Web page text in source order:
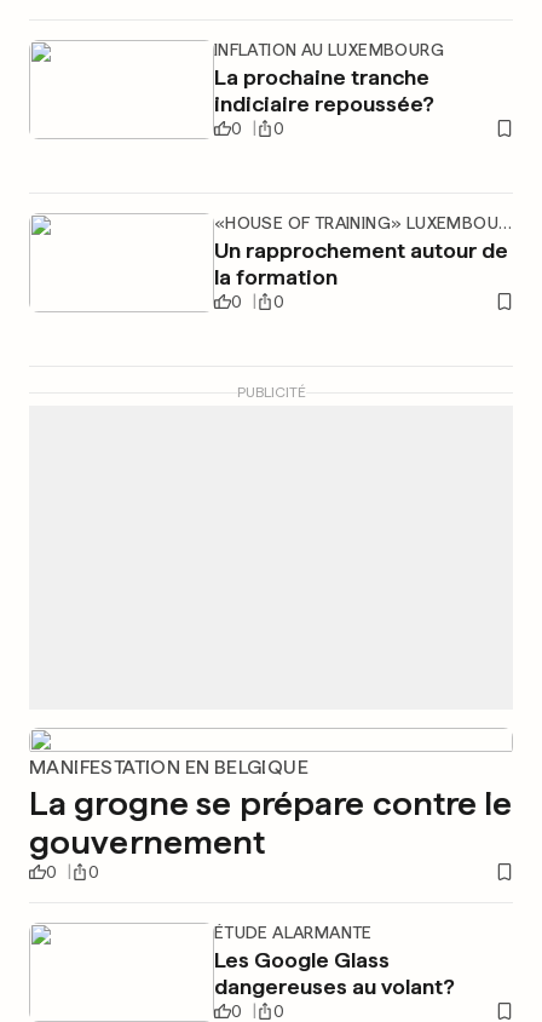
INFLATION AU LUXEMBOURG
La prochaine tranche
indiciaire repoussée?
0 0
«HOUSE OF TRAINING» LUXEMBOURG
Un rapprochement autour de
la formation
0 0
PUBLICITÉ
MANIFESTATION EN BELGIQUE
La grogne se prépare contre le
gouvernement
0 0
ÉTUDE ALARMANTE
Les Google Glass
dangereuses au volant?
0 0